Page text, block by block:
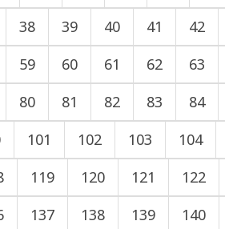
38 39 40 41 42
59 60 61 62 63
80 81 82 83 84
101 102 103 104
119 120 121 122
137 138 139 140